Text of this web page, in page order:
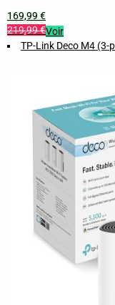
169,99 €
219,99 €Voir
TP-Link Deco M4 (3-